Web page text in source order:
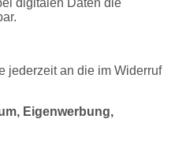
digitalen Daten die
jederzeit an die im Widerruf
Eigenwerbung,